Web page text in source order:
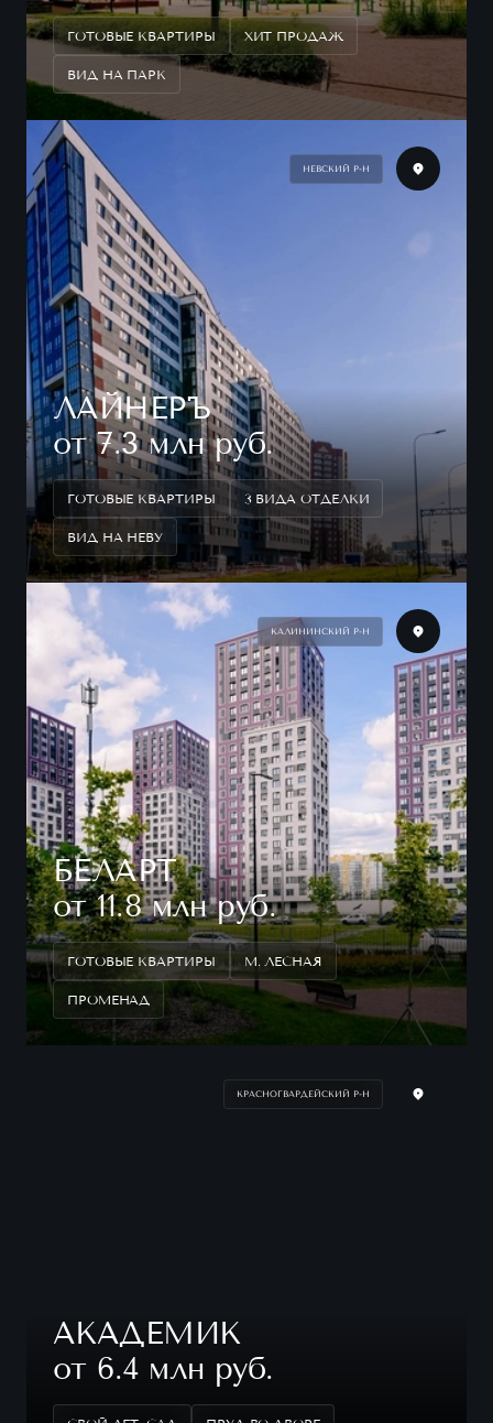
ГОТОВЫЕ КВАРТИРЫ ХИТ ПРОДАЖ
ВИД НА ПАРК
НЕВСКИЙ Р-Н
ЛАЙНЕРЪ
от 7.3 млн руб.
ГОТОВЫЕ КВАРТИРЫ 3 ВИДА ОТДЕЛКИ
ВИД НА НЕВУ
КАЛИНИНСКИЙ Р-Н
БЕЛАРТ
от 11.8 млн руб.
ГОТОВЫЕ КВАРТИРЫ М. ЛЕСНАЯ
ПРОМЕНАД
КРАСНОГВАРДЕЙСКИЙ Р-Н
АКАДЕМИК
от 6.4 млн руб.